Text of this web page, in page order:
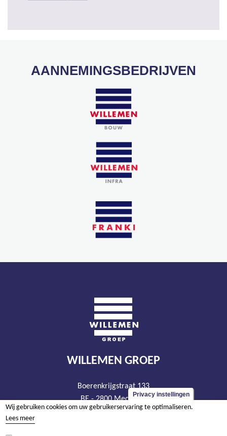
AANNEMINGSBEDRIJVEN
WILLEMEN GROEP
Boerenkrijgstraat 133
BE - 2800 Mechelen
tel +32 15 569 965
Privacy instellingen
Wij gebruiken cookies om uw gebruikerservaring te optimaliseren.
Lees meer